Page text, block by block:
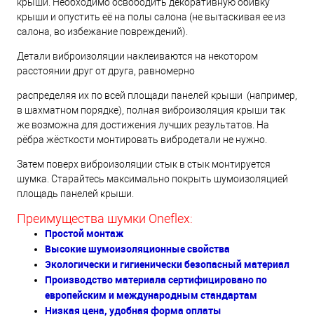
крыши и опустить её на полы салона (не вытаскивая ее из
салона, во избежание повреждений).
Детали виброизоляции наклеиваются на некотором
расстоянии друг от друга, равномерно
распределяя их по всей площади панелей крыши (например,
в шахматном порядке), полная виброизоляция крыши так
же возможна для достижения лучших результатов. На
рёбра жёсткости монтировать вибродетали не нужно.
Затем поверх виброизоляции стык в стык монтируется
шумка. Старайтесь максимально покрыть шумоизоляцией
площадь панелей крыши.
Преимущества шумки Oneflex:
Простой монтаж
Высокие шумоизоляционные свойства
Экологически и гигиенически безопасный материал
Производство материала сертифицировано по
европейским и международным стандартам
Низкая цена, удобная форма оплаты